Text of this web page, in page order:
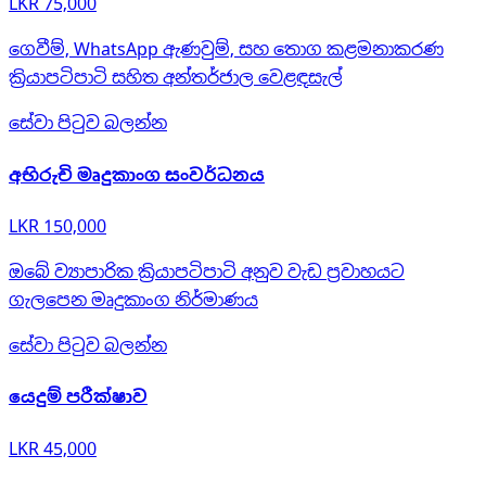
LKR 75,000
ගෙවීම්, WhatsApp ඇණවුම්, සහ තොග කළමනාකරණ
ක්‍රියාපටිපාටි සහිත අන්තර්ජාල වෙළඳසැල්
සේවා පිටුව බලන්න
අභිරුචි මෘදුකාංග සංවර්ධනය
LKR 150,000
ඔබේ ව්‍යාපාරික ක්‍රියාපටිපාටි අනුව වැඩ ප්‍රවාහයට
ගැලපෙන මෘදුකාංග නිර්මාණය
සේවා පිටුව බලන්න
යෙදුම් පරීක්ෂාව
LKR 45,000